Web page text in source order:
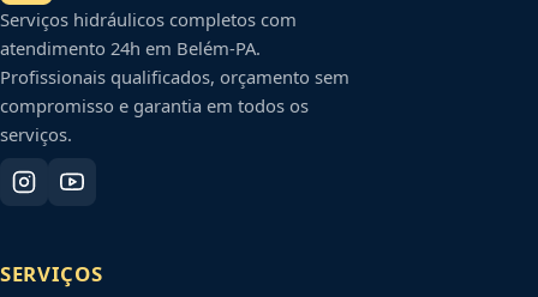
Serviços hidráulicos completos com
atendimento 24h em Belém-PA.
Profissionais qualificados, orçamento sem
compromisso e garantia em todos os
serviços.
SERVIÇOS